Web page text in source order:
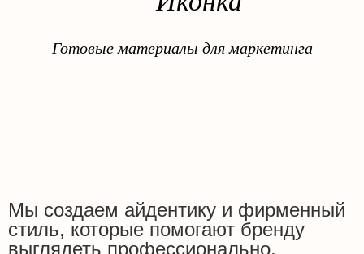
Готовые материалы для маркетинга
Мы создаем айдентику и фирменный
стиль, которые помогают бренду
выглядеть профессионально,